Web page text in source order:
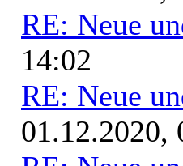
RE: Neue
14:02
RE: Neue
01.12.2020,